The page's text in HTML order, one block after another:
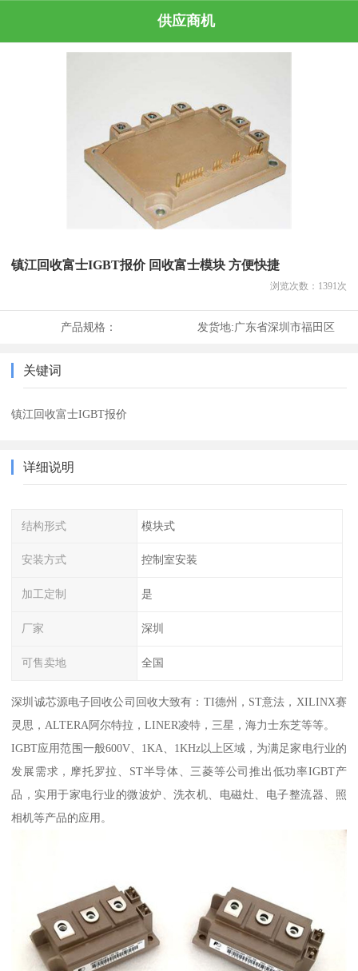
供应商机
镇江回收富士IGBT报价 回收富士模块 方便快捷
浏览次数： 1391 次
产品规格： 发货地:广东省深圳市福田区
关键词
镇江回收富士IGBT报价
详细说明
结构形式 模块式
安装方式 控制室安装
加工定制 是
厂家 深圳
可售卖地 全国
深圳诚芯源电子回收公司回收大致有：TI德州，ST意法，XILINX赛
灵思，ALTERA阿尔特拉，LINER凌特，三星，海力士东芝等等。
IGBT应用范围一般600V、1KA、1KHz以上区域，为满足家电行业的
发展需求，摩托罗拉、ST半导体、三菱等公司推出低功率IGBT产
品，实用于家电行业的微波炉、洗衣机、电磁灶、电子整流器、照
相机等产品的应用。